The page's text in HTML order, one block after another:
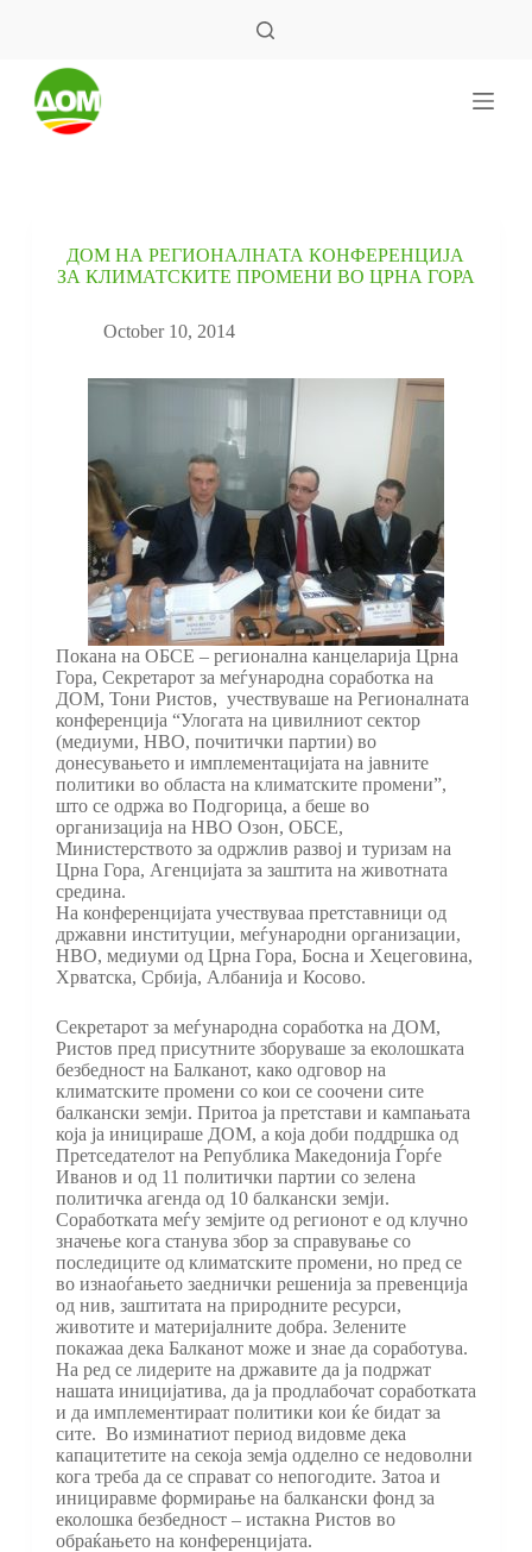
ДОМ НА РЕГИОНАЛНАТА КОНФЕРЕНЦИЈА
ЗА КЛИМАТСКИТЕ ПРОМЕНИ ВО ЦРНА ГОРА
October 10, 2014
Покана на ОБСЕ – регионална канцеларија Црна
Гора, Секретарот за меѓународна соработка на
ДОМ, Тони Ристов, учествуваше на Регионалната
конференција “Улогата на цивилниот сектор
(медиуми, НВО, почитички партии) во
донесувањето и имплементацијата на јавните
политики во областа на климатските промени”,
што се одржа во Подгорица, а беше во
организација на НВО Озон, ОБСЕ,
Министерството за одржлив развој и туризам на
Црна Гора, Агенцијата за заштита на животната
средина.
На конференцијата учествуваа претставници од
државни институции, меѓународни организации,
НВО, медиуми од Црна Гора, Босна и Хецеговина,
Хрватска, Србија, Албанија и Косово.
Секретарот за меѓународна соработка на ДОМ,
Ристов пред присутните зборуваше за еколошката
безбедност на Балканот, како одговор на
климатските промени со кои се соочени сите
балкански земји. Притоа ја претстави и кампањата
која ја иницираше ДОМ, а која доби поддршка од
Претседателот на Република Македонија Ѓорѓе
Иванов и од 11 политички партии со зелена
политичка агенда од 10 балкански земји.
Соработката меѓу земјите од регионот е од клучно
значење кога станува збор за справување со
последиците од климатските промени, но пред се
во изнаоѓањето заеднички решенија за превенција
од нив, заштитата на природните ресурси,
животите и материјалните добра. Зелените
покажаа дека Балканот може и знае да соработува.
На ред се лидерите на државите да ја подржат
нашата иницијатива, да ја продлабочат соработката
и да имплементираат политики кои ќе бидат за
сите. Во изминатиот период видовме дека
капацитетите на секоја земја одделно се недоволни
кога треба да се справат со непогодите. Затоа и
инициравме формирање на балкански фонд за
еколошка безбедност – истакна Ристов во
обраќањето на конференцијата.